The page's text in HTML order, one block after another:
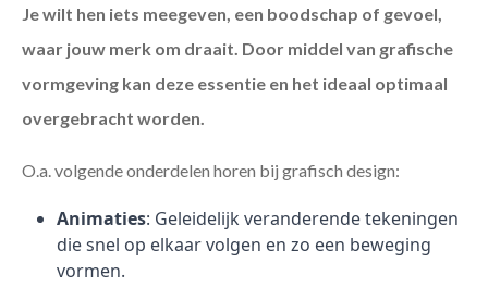
Je wilt hen iets meegeven, een boodschap of gevoel,
waar jouw merk om draait. Door middel van grafische
vormgeving kan deze essentie en het ideaal optimaal
overgebracht worden.
O.a. volgende onderdelen horen bij grafisch design:
Animaties: Geleidelijk veranderende tekeningen
die snel op elkaar volgen en zo een beweging
vormen.